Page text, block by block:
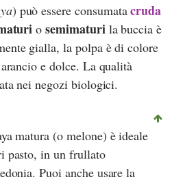
) può essere consumatacruda
osemimaturi la buccia è
gialla, la polpa è di colore
e dolce. La qualità
nei negozi biologici.
matura (o melone) è ideale
pasto, in un frullato
Puoi anche usare la